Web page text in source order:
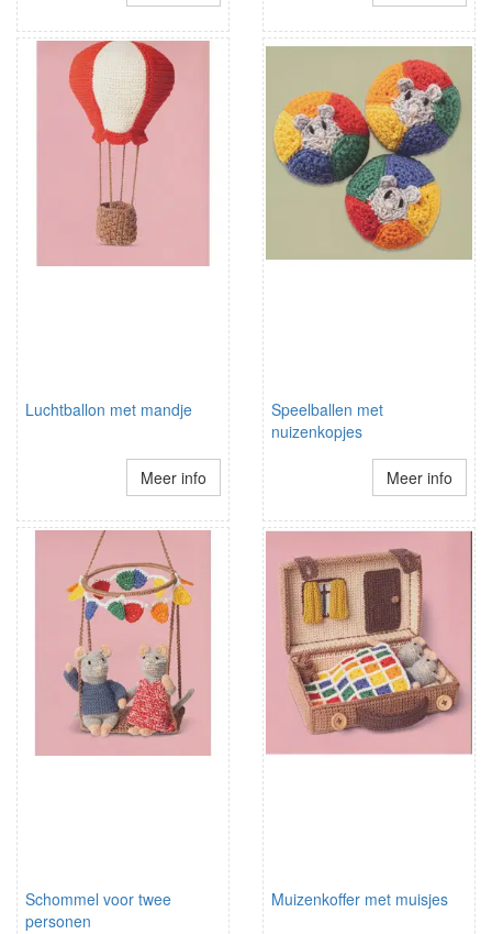
Luchtballon met mandje
Meer info
Speelballen met
nuizenkopjes
Meer info
Schommel voor twee
personen
Muizenkoffer met muisjes